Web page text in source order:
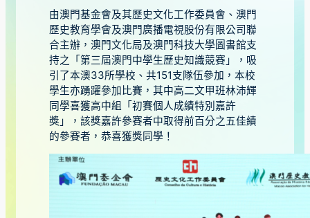
由澳門基金會及其歷史文化工作委員會、澳門
歷史教育學會及澳門廣播電視股份有限公司聯
合主辦，澳門文化局及澳門科技大學圖書館支
持之「第三屆澳門中學生歷史知識競賽」，吸
引了本澳33所學校、共151支隊伍參加，本校
學生亦踴躍參加比賽，其中高二文甲班林沛輝
同學喜獲高中組「初賽個人成績特別嘉許
獎」，該獎嘉許參賽者中取得前百分之五佳績
的參賽者，恭喜獲獎同學！